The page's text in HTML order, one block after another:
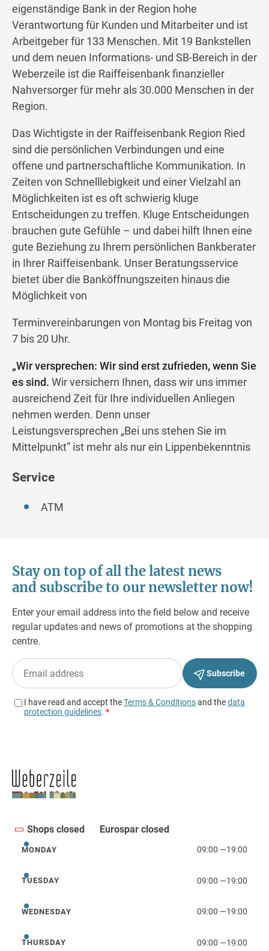
eigenständige Bank in der Region hohe
Verantwortung für Kunden und Mitarbeiter und ist
Arbeitgeber für 133 Menschen. Mit 19 Bankstellen
und dem neuen Informations- und SB-Bereich in der
Weberzeile ist die Raiffeisenbank finanzieller
Nahversorger für mehr als 30.000 Menschen in der
Region.
Das Wichtigste in der Raiffeisenbank Region Ried
sind die persönlichen Verbindungen und eine
offene und partnerschaftliche Kommunikation. In
Zeiten von Schnelllebigkeit und einer Vielzahl an
Möglichkeiten ist es oft schwierig kluge
Entscheidungen zu treffen. Kluge Entscheidungen
brauchen gute Gefühle – und dabei hilft Ihnen eine
gute Beziehung zu Ihrem persönlichen Bankberater
in Ihrer Raiffeisenbank. Unser Beratungsservice
bietet über die Banköffnungszeiten hinaus die
Möglichkeit von
Terminvereinbarungen von Montag bis Freitag von
7 bis 20 Uhr.
„Wir versprechen: Wir sind erst zufrieden, wenn Sie
es sind. Wir versichern Ihnen, dass wir uns immer
ausreichend Zeit für Ihre individuellen Anliegen
nehmen werden. Denn unser
Leistungsversprechen „Bei uns stehen Sie im
Mittelpunkt” ist mehr als nur ein Lippenbekenntnis
Service
ATM
Shops closed Eurospar closed
Monday
MONDAY 09:00 —19:00
Tuesday
TUESDAY 09:00 —19:00
Wednesday
WEDNESDAY 09:00 —19:00
Thursday
THURSDAY 09:00 —19:00